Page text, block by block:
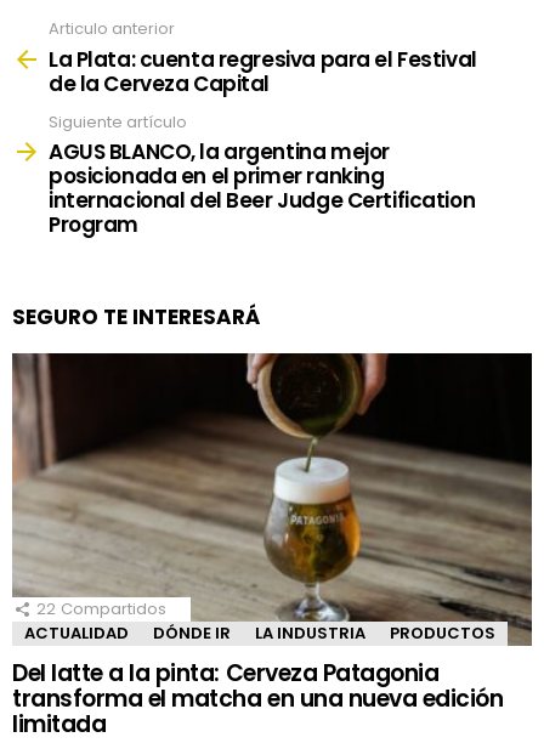
more
Articulo anterior
La Plata: cuenta regresiva para el Festival
de la Cerveza Capital
Siguiente artículo
AGUS BLANCO, la argentina mejor
posicionada en el primer ranking
internacional del Beer Judge Certification
Program
SEGURO TE INTERESARÁ
22 Compartidos
ACTUALIDAD
DÓNDE IR LA INDUSTRIA PRODUCTOS
Del latte a la pinta: Cerveza Patagonia
transforma el matcha en una nueva edición
limitada